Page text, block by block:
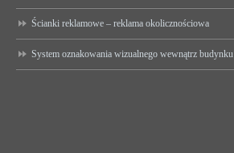
Ścianki reklamowe – reklama okolicznościowa
System oznakowania wizualnego wewnątrz budynku